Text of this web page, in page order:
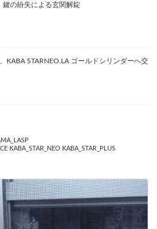
鍵の紛失による玄関解錠
KABA STARNEO.LA ゴールドシリンダーへ交
KABA_STAR_NEO KABA_STAR_PLUS